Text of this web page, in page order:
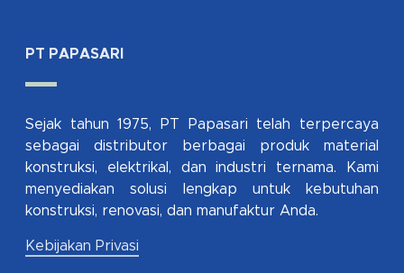
PT PAPASARI
Sejak tahun 1975, PT Papasari telah terpercaya
sebagai distributor berbagai produk material
konstruksi, elektrikal, dan industri ternama. Kami
menyediakan solusi lengkap untuk kebutuhan
konstruksi, renovasi, dan manufaktur Anda.
Kebijakan Privasi